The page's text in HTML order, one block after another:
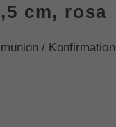
cm, rosa
/ Konfirmation